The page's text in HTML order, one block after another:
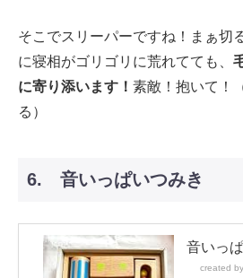
そこでスリーパーですね！まぁ切
に寝相がゴリゴリに荒れてても、
に寄り添います！ 素敵！抱いて！
る）
6. 音いっぱいつみき
音いっ
created by